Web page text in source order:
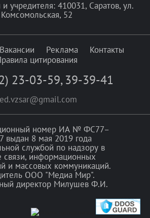
учредителя: 410031, Саратов, ул.
Комсомольская, 52
Вакансии Реклама
Контакты
цитирования
23-03-59, 39-39-41
номер ИА № ФС77–
выдан 8 мая 2019 года
службой по надзору в
связи, информационных
и массовых коммуникаций.
ООО "Медиа Мир".
директор Милушев Ф.И.